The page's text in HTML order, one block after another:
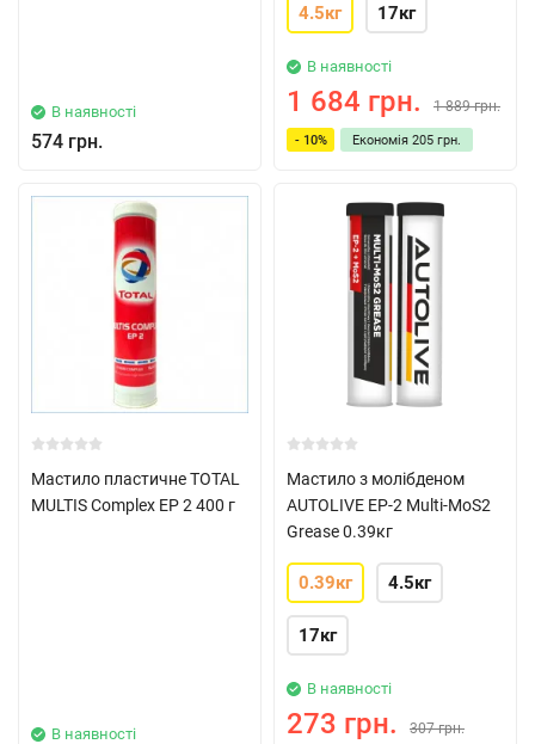
В наявності
574 грн.
4.5кг 17кг
В наявності
1 684 грн. 1 889 грн.
- 10% Економія 205 грн.
Мастило пластичне TOTAL
MULTIS Complex EP 2 400 г
В наявності
Мастило з молібденом
AUTOLIVE EP-2 Multi-MoS2
Grease 0.39кг
0.39кг 4.5кг
17кг
В наявності
273 грн. 307 грн.